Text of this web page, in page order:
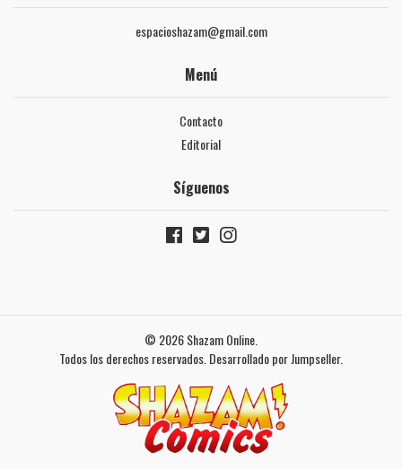
espacioshazam@gmail.com
Menú
Contacto
Editorial
Síguenos
© 2026 Shazam Online.
Todos los derechos reservados. Desarrollado por Jumpseller.